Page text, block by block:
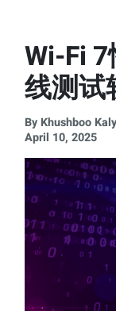
Wi-Fi
线测试
By Khushboo
April 10, 2025